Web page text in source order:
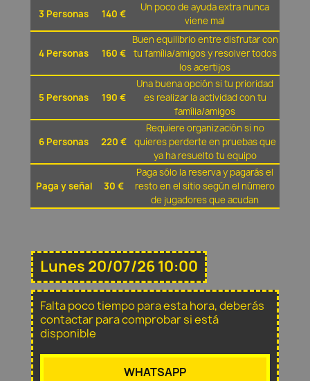
3 Personas 140 €
Un poco de ayuda extra nunca
viene mal
4 Personas 160 €
Buen equilibrio entre disfrutar con
tu família/amigos y resolver todos
los acertijos
5 Personas 190 €
Una buena opción si tu prioridad
es realizar la actividad con tu
família/amigos
6 Personas 220 €
Requiere organización si no
quieres perderte en pruebas que
ya ha resuelto tu equipo
Paga y señal 30 €
Paga sólo la reserva y pagarás el
resto en el sitio según el número
de jugadores que acudan
Lunes 20/07/26 10:00
Falta poco tiempo para esta hora, deberás
contactar para comprobar si está
disponible
WHATSAPP